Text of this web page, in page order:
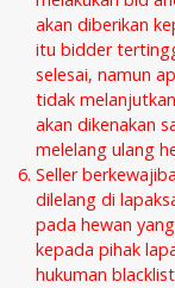
akan diberikan
itu bidder
selesai, namun
tidak
akan dikenakan
melelang ulang
Seller
dilelang di
pada hewan
kepada pihak
hukuman